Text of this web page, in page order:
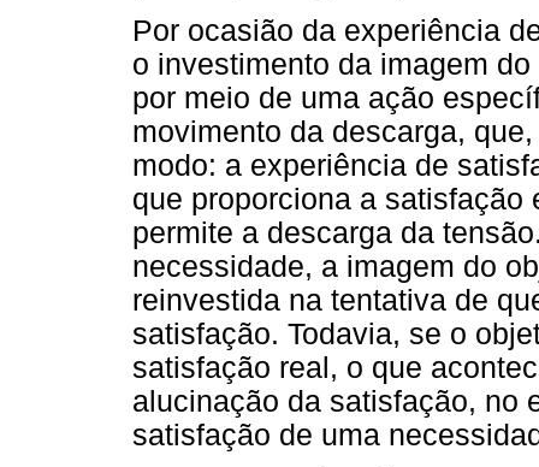
Por ocasião da experiência
o investimento da imagem
por meio de uma ação
movimento da descarga,
modo: a experiência de
que proporciona a satisfação
permite a descarga da
necessidade, a imagem do
reinvestida na tentativa de
satisfação. Todavia, se o
satisfação real, o que
alucinação da satisfação, no
satisfação de uma